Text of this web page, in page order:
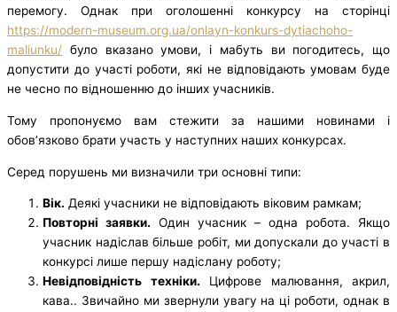
перемогу. Однак при оголошенні конкурсу на сторінці
https://modern-museum.org.ua/onlayn-konkurs-dytiachoho-
maliunku/ було вказано умови, і мабуть ви погодитесь, що
допустити до участі роботи, які не відповідають умовам буде
не чесно по відношенню до інших учасників.
Тому пропонуємо вам стежити за нашими новинами і
обов’язково брати участь у наступних наших конкурсах.
Серед порушень ми визначили три основні типи:
Вік. Деякі учасники не відповідають віковим рамкам;
Повторні заявки. Один учасник – одна робота. Якщо
учасник надіслав більше робіт, ми допускали до участі в
конкурсі лише першу надіслану роботу;
Невідповідність техніки. Цифрове малювання, акрил,
кава.. Звичайно ми звернули увагу на ці роботи, однак в